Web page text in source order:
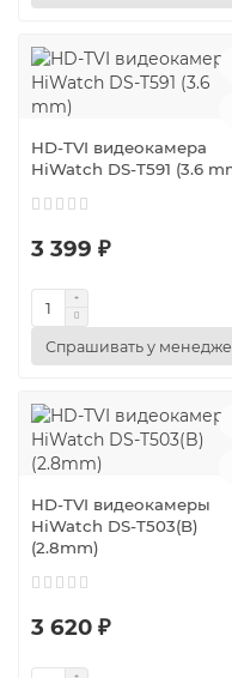
HD-TVI видеокамера
HiWatch DS-T591 (3.6
3 399 ₽
Спрашивать у
HD-TVI видеокамеры
HiWatch DS-T503(B)
(2.8mm)
3 620 ₽